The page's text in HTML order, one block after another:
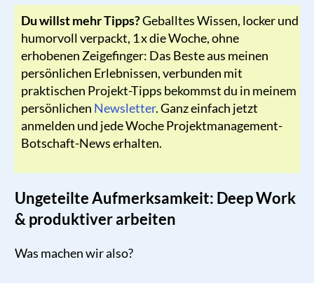
Du willst mehr Tipps?Geballtes Wissen, locker und
humorvoll verpackt, 1 x die Woche, ohne
erhobenen Zeigefinger: Das Beste aus meinen
persönlichen Erlebnissen, verbunden mit
praktischen Projekt-Tipps bekommst du in meinem
persönlichen Newsletter. Ganz einfach jetzt
anmelden und jede Woche Projektmanagement-
Botschaft-News erhalten.
Ungeteilte Aufmerksamkeit: Deep Work
& produktiver arbeiten
Was machen wir also?